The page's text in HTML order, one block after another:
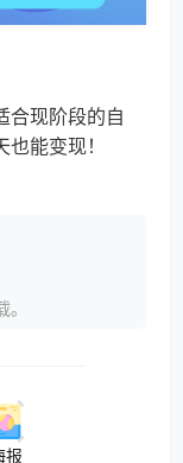
合现阶段的自
能变现！
报